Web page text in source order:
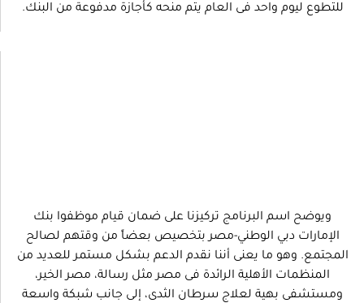
للتطوع ليوم واحد فى العام يتم منحه كأجازة مدفوعة من البنك.
ويوضح اسم البرنامج تركيزنا على ضمان قيام موظفوا بنك
الإمارات دبي الوطني-مصر بتخصيص بعضاً من وقتهم لصالح
المجتمع. وهو ما يعنى أننا نقدم الدعم بشكل مستمر للعديد من
المنظمات الأهلية الرائدة فى مصر مثل رسالة، مصر الخير،
ومستشفى بهية لعلاج سرطان الثدى، إلى جانب شبكة واسعة